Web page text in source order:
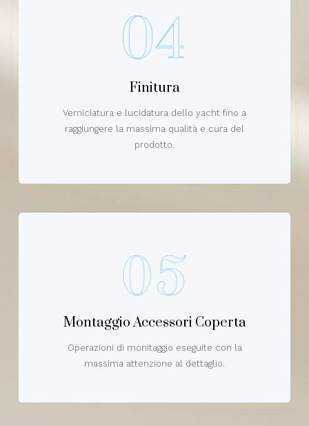
Finitura
Verniciatura e lucidatura dello yacht fino a
raggiungere la massima qualità e cura del
prodotto.
Montaggio Accessori Coperta
Operazioni di monitaggio eseguite con la
massima attenzione al dettaglio.